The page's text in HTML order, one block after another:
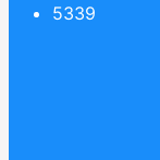
5339